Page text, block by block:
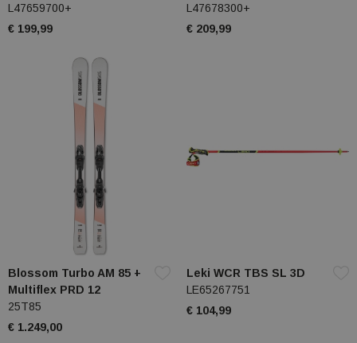
L47659700+
€ 199,99
L47678300+
€ 209,99
Blossom Turbo AM 85 +
Multiflex PRD 12
25T85
€ 1.249,00
Leki WCR TBS SL 3D
LE65267751
€ 104,99